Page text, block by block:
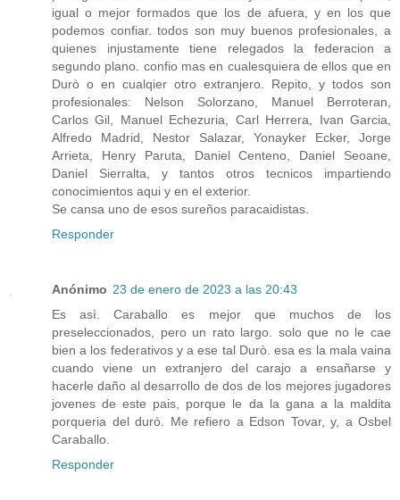
igual o mejor formados que los de afuera, y en los que
podemos confiar. todos son muy buenos profesionales, a
quienes injustamente tiene relegados la federacion a
segundo plano. confio mas en cualesquiera de ellos que en
Durò o en cualqier otro extranjero. Repito, y todos son
profesionales: Nelson Solorzano, Manuel Berroteran,
Carlos Gil, Manuel Echezuria, Carl Herrera, Ivan Garcia,
Alfredo Madrid, Nestor Salazar, Yonayker Ecker, Jorge
Arrieta, Henry Paruta, Daniel Centeno, Daniel Seoane,
Daniel Sierralta, y tantos otros tecnicos impartiendo
conocimientos aqui y en el exterior.
Se cansa uno de esos sureños paracaidistas.
Responder
Anónimo 23 de enero de 2023 a las 20:43
Es asì. Caraballo es mejor que muchos de los
preseleccionados, pero un rato largo. solo que no le cae
bien a los federativos y a ese tal Durò. esa es la mala vaina
cuando viene un extranjero del carajo a ensañarse y
hacerle daño al desarrollo de dos de los mejores jugadores
jovenes de este pais, porque le da la gana a la maldita
porqueria del durò. Me refiero a Edson Tovar, y, a Osbel
Caraballo.
Responder